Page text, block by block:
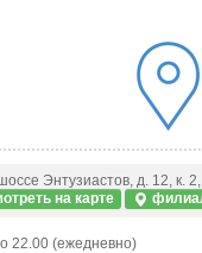
Энтузиастов, д. 12, к.
на карте
22.00 (ежедневно)